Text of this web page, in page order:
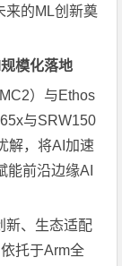
来的ML创新奠
规模化落地
）与Ethos
与SRW150
解，将AI加速
能前沿边缘AI
新、生态适配
托于Arm全